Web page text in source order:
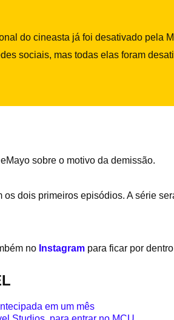
do cineasta já foi desativado pela
sociais, mas todas elas foram
sobre o motivo da demissão.
dois primeiros episódios. A série
no Instagram para ficar por
em um mês